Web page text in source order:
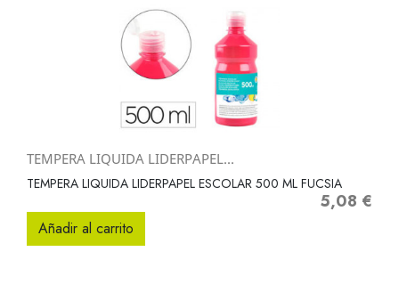
TEMPERA LIQUIDA LIDERPAPEL...
TEMPERA LIQUIDA LIDERPAPEL ESCOLAR 500 ML FUCSIA
Precio
5,08 €
Añadir al carrito